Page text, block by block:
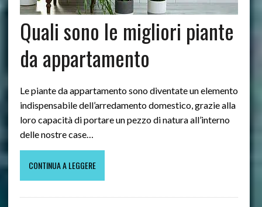
Quali sono le migliori piante
da appartamento
Le piante da appartamento sono diventate un elemento
indispensabile dell’arredamento domestico, grazie alla
loro capacità di portare un pezzo di natura all’interno
delle nostre case…
CONTINUA A LEGGERE